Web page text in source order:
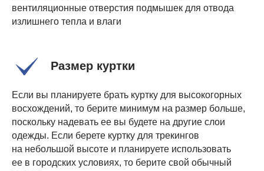
вентиляционные отверстия подмышек для отвода
излишнего тепла и влаги
Размер куртки
Если вы планируете брать куртку для высокогорных
восхождений, то берите минимум на размер больше,
поскольку надевать ее вы будете на другие слои
одежды. Если берете куртку для трекингов
на небольшой высоте и планируете использовать
ее в городских условиях, то берите свой обычный